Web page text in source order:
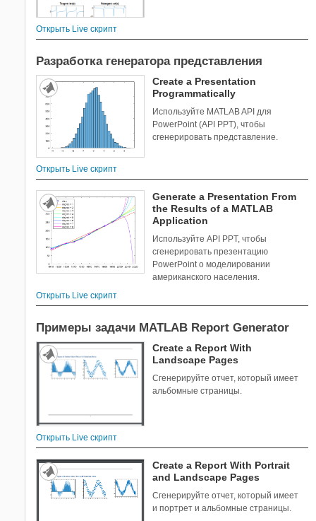
Открыть Live скрипт
Разработка генератора представления
Create a Presentation
Programmatically
Используйте MATLAB API для
PowerPoint (API PPT), чтобы
сгенерировать представление.
Открыть Live скрипт
Generate a Presentation From
the Results of a MATLAB
Application
Используйте API PPT, чтобы
сгенерировать презентацию
PowerPoint о моделировании
американского населения.
Открыть Live скрипт
Примеры задачи MATLAB Report Generator
Create a Report With
Landscape Pages
Сгенерируйте отчет, который имеет
альбомные страницы.
Открыть Live скрипт
Create a Report With Portrait
and Landscape Pages
Сгенерируйте отчет, который имеет
и портрет и альбомные страницы.